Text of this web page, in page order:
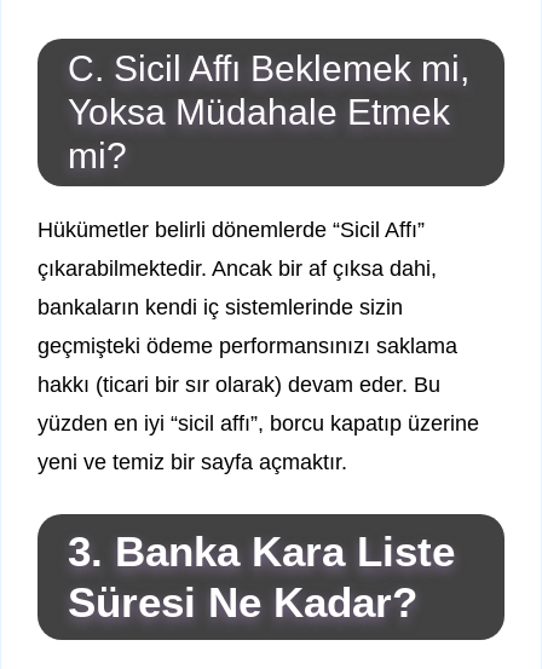
C. Sicil Affı Beklemek mi,
Yoksa Müdahale Etmek
mi?
Hükümetler belirli dönemlerde “Sicil Affı”
çıkarabilmektedir. Ancak bir af çıksa dahi,
bankaların kendi iç sistemlerinde sizin
geçmişteki ödeme performansınızı saklama
hakkı (ticari bir sır olarak) devam eder. Bu
yüzden en iyi “sicil affı”, borcu kapatıp üzerine
yeni ve temiz bir sayfa açmaktır.
3. Banka Kara Liste
Süresi Ne Kadar?